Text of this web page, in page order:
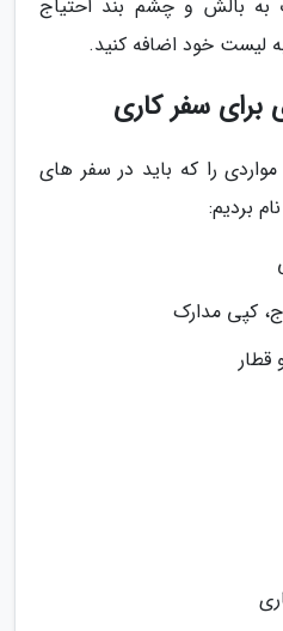
به بالش و چشم بند احتیاج
لیست خود اضافه کنید.
سفر کاری
را که باید در سفر های
بردیم:
کپی مدارک
قطار